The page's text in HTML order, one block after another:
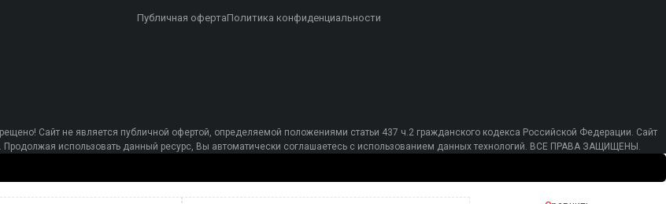
Публичная офертаПолитика конфиденциальности
Сайт не является публичной офертой, определяемой положениями статьи 437 ч.2 гражданского кодекса Российской Федерации. Сайт
Продолжая использовать данный ресурс, Вы автоматически соглашаетесь с использованием данных технологий. ВСЕ ПРАВА ЗАЩИЩЕНЫ.